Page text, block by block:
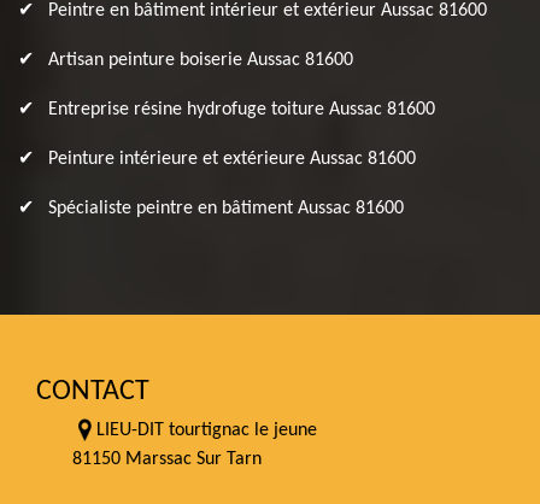
Peintre en bâtiment intérieur et extérieur Aussac 81600
Artisan peinture boiserie Aussac 81600
Entreprise résine hydrofuge toiture Aussac 81600
Peinture intérieure et extérieure Aussac 81600
Spécialiste peintre en bâtiment Aussac 81600
CONTACT
LIEU-DIT tourtignac le jeune
81150 Marssac Sur Tarn